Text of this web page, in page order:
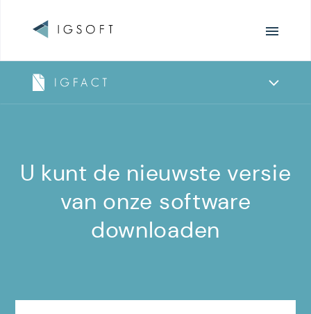
IGFact
U kunt de nieuwste versie
van onze software
downloaden
Surfen
Producten
overzicht